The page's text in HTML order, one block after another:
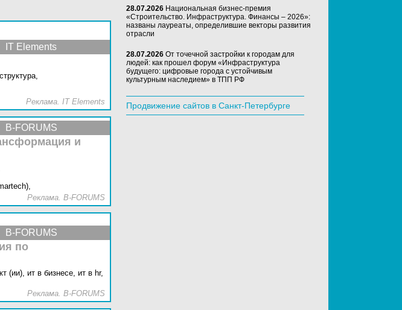
IT Elements
Реклама. IT Elements
B-FORUMS
и
Реклама. B-FORUMS
B-FORUMS
по
(ии), ит в бизнесе, ит в hr,
Реклама. B-FORUMS
28.07.2026 Национальная бизнес-премия
«Строительство. Инфраструктура. Финансы – 2026»:
названы лауреаты, определившие векторы развития
отрасли
28.07.2026 От точечной застройки к городам для
людей: как прошел форум «Инфраструктура
будущего: цифровые города с устойчивым
культурным наследием» в ТПП РФ
Продвижение сайтов в Санкт-Петербурге